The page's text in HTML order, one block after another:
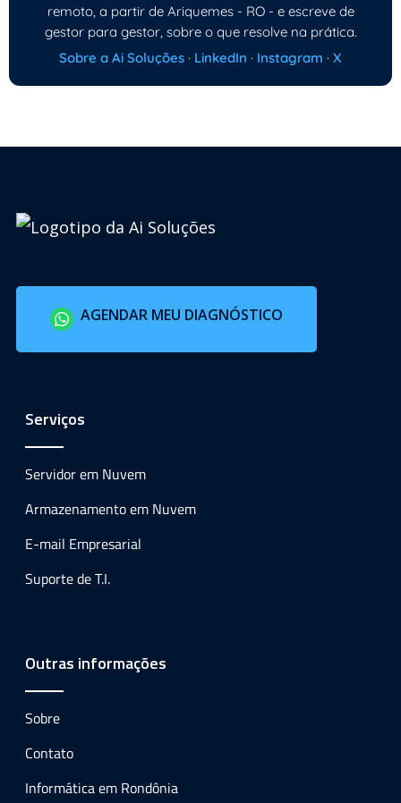
remoto, a partir de Ariquemes - RO - e escreve de
gestor para gestor, sobre o que resolve na prática.
Sobre a Ai Soluções · LinkedIn · Instagram · X
AGENDAR MEU DIAGNÓSTICO
Serviços
Servidor em Nuvem
Armazenamento em Nuvem
E-mail Empresarial
Suporte de T.I.
Outras informações
Sobre
Contato
Informática em Rondônia